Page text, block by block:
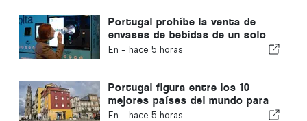
Portugal prohíbe la venta de
envases de bebidas de un solo
uso que no lleven el sello
En - hace 5 horas
Portugal figura entre los 10
mejores países del mundo para
los expatriados
En - hace 5 horas